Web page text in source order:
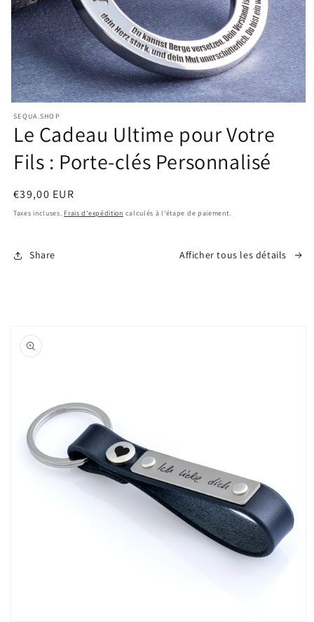
Ouvrir
le
1
SEQUA.SHOP
Le Cadeau Ultime pour Votre
Fils : Porte-clés Personnalisé
Prix
habituel
€39,00 EUR
Taxes incluses. Frais d'expédition calculés à l'étape de paiement.
Share Afficher tous les détails
informations
produits